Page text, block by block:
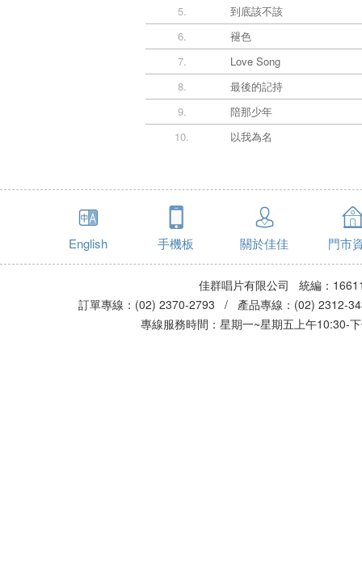
5.
到底該不該
6.
褪色
7.
Love Song
8.
最後的記持
9.
陪那少年
10.
以我為名
English 手機板 關於佳佳 門市
佳群唱片有限公司 統編：
訂單專線：(02) 2370-2793 / 產品專線：(02)
專線服務時間：星期一~星期五上午10:30-